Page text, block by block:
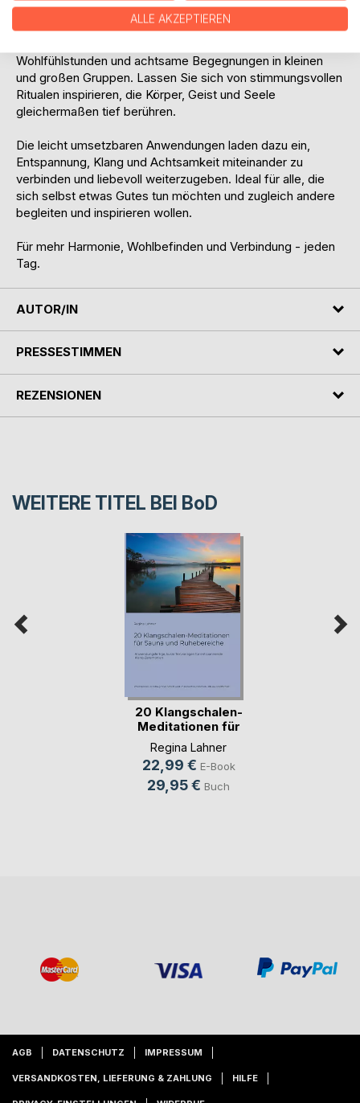
weitergeben möchten. Die liebevoll gestalteten Texte und
Rituale der erfahrenen Autorin eignen sich sowohl für die
Wohlfühlstunden und achtsame Begegnungen in kleinen
und großen Gruppen. Lassen Sie sich von stimmungsvollen
Ritualen inspirieren, die Körper, Geist und Seele
gleichermaßen tief berühren.
Die leicht umsetzbaren Anwendungen laden dazu ein,
Entspannung, Klang und Achtsamkeit miteinander zu
verbinden und liebevoll weiterzugeben. Ideal für alle, die
sich selbst etwas Gutes tun möchten und zugleich andere
begleiten und inspirieren wollen.
Für mehr Harmonie, Wohlbefinden und Verbindung - jeden
Tag.
AUTOR/IN
PRESSESTIMMEN
REZENSIONEN
WEITERE TITEL BEI BoD
20 Klangschalen-
Meditationen für
S(...)
Regina Lahner
22,99 € E-Book
29,95 € Buch
AGB DATENSCHUTZ IMPRESSUM
VERSANDKOSTEN, LIEFERUNG & ZAHLUNG HILFE
ALLE AKZEPTIEREN